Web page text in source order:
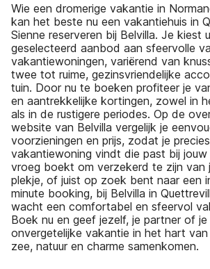
Wie een dromerige vakantie in
kan het beste nu een vakantiehuis in
Sienne reserveren bij Belvilla. Je kiest
geselecteerd aanbod aan sfeervolle
vakantiewoningen, variërend van
twee tot ruime, gezinsvriendelijke
tuin. Door nu te boeken profiteer je
en aantrekkelijke kortingen, zowel in
als in de rustigere periodes. Op de
website van Belvilla vergelijk je
voorzieningen en prijs, zodat je
vakantiewoning vindt die past bij jouw
vroeg boekt om verzekerd te zijn van
plekje, of juist op zoek bent naar een
minute booking, bij Belvilla in
wacht een comfortabel en sfeervol
Boek nu en geef jezelf, je partner of je
onvergetelijke vakantie in het hart
zee, natuur en charme samenkomen.